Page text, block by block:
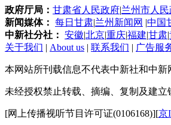
政府厅局： 甘肃省人民政府|兰州市人
新闻媒体： 每日甘肃|兰州新闻网 |中国
中新社分社： 安徽|北京|重庆|福建|甘肃|
关于我们 | About us | 联系我们 | 广告服
本网站所刊载信息不代表中新社和中新
未经授权禁止转载、摘编、复制及建立
[网上传播视听节目许可证(0106168)][京